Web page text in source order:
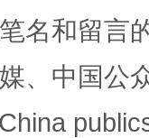
名和留言
、中国公